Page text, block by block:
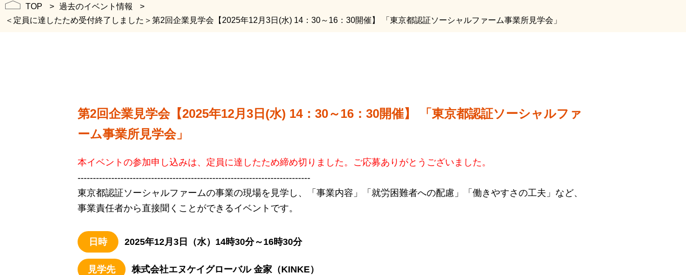
TOP
過去のイベント情報
＜定員に達したため受付終了しました＞第2回企業見学会【2025年12月3日(水) 14：30～16：30開催】 「東京都認証ソーシャルファーム事業所見学会」
第2回企業見学会【2025年12月3日(水) 14：30～16：30開催】 「東京都認証ソーシャルファ
ーム事業所見学会」
本イベントの参加申し込みは、定員に達したため締め切りました。ご応募ありがとうございました。
----------------------------------------------------------------------------
東京都認証ソーシャルファームの事業の現場を見学し、「事業内容」「就労困難者への配慮」「働きやすさの工夫」など、
事業責任者から直接聞くことができるイベントです。
日時 2025年12月3日（水）14時30分～16時30分
見学先 株式会社エヌケイグローバル 金家（KINKE）